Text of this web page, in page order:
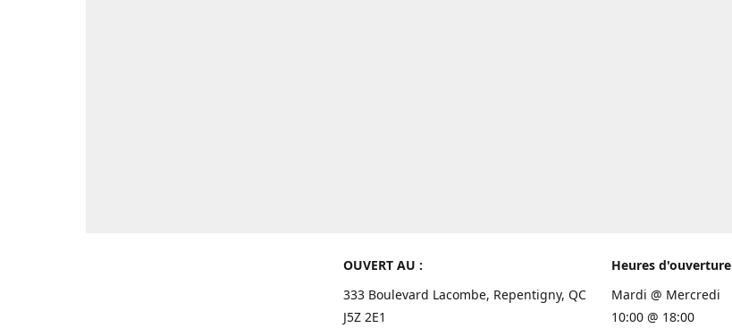
OUVERT AU :
333 Boulevard Lacombe, Repentigny, QC
J5Z 2E1
Heures d'ouverture
Mardi @ Mercredi
10:00 @ 18:00